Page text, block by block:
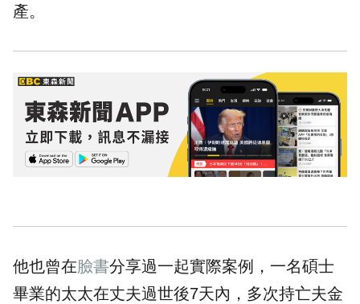
產。
他也曾在臉書分享過一起實際案例，一名碩士
畢業的太太在丈夫過世後7天內，多次持亡夫金